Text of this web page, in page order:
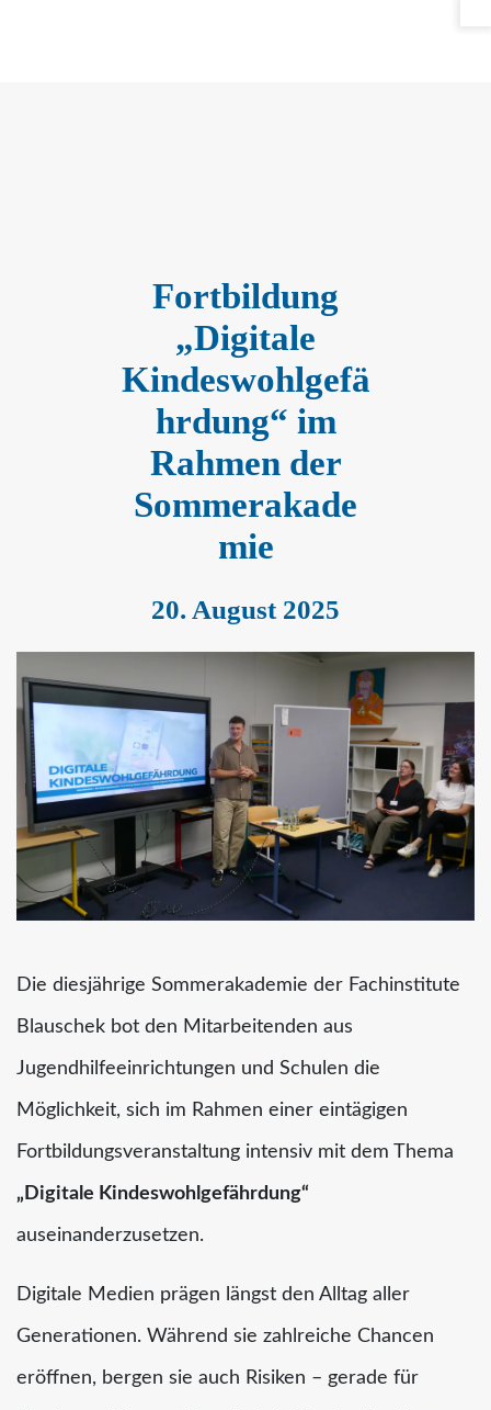
Fortbildung
„Digitale
Kindeswohlgefä
hrdung“ im
Rahmen der
Sommerakade
mie
20. August 2025
Die diesjährige Sommerakademie der Fachinstitute
Blauschek bot den Mitarbeitenden aus
Jugendhilfeeinrichtungen und Schulen die
Möglichkeit, sich im Rahmen einer eintägigen
Fortbildungsveranstaltung intensiv mit dem Thema
„Digitale Kindeswohlgefährdung“
auseinanderzusetzen.
Digitale Medien prägen längst den Alltag aller
Generationen. Während sie zahlreiche Chancen
eröffnen, bergen sie auch Risiken – gerade für